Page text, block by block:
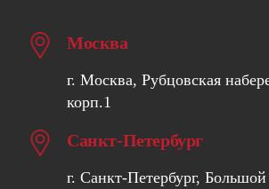
Москва
г. Москва, Рубцовская
корп.1
Санкт-Петербург
г. Санкт-Петербург,